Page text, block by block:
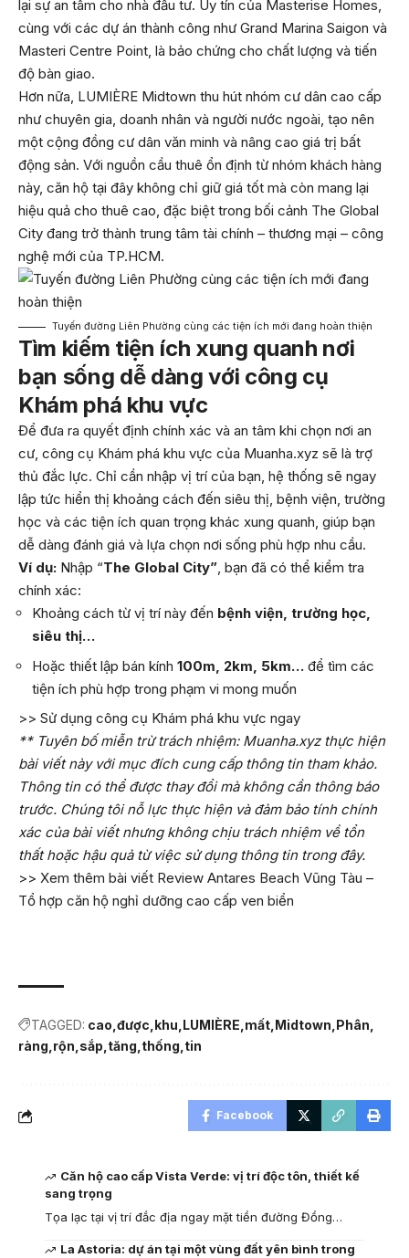
lại sự an tâm cho nhà đầu tư. Uy tín của Masterise Homes,
cùng với các dự án thành công như Grand Marina Saigon và
Masteri Centre Point, là bảo chứng cho chất lượng và tiến
độ bàn giao.
Hơn nữa, LUMIÈRE Midtown thu hút nhóm cư dân cao cấp
như chuyên gia, doanh nhân và người nước ngoài, tạo nên
một cộng đồng cư dân văn minh và nâng cao giá trị bất
động sản. Với nguồn cầu thuê ổn định từ nhóm khách hàng
này, căn hộ tại đây không chỉ giữ giá tốt mà còn mang lại
hiệu quả cho thuê cao, đặc biệt trong bối cảnh The Global
City đang trở thành trung tâm tài chính – thương mại – công
nghệ mới của TP.HCM.
Tuyến đường Liên Phường cùng các tiện ích mới đang hoàn thiện
Tìm kiếm tiện ích xung quanh nơi
bạn sống dễ dàng với công cụ
Khám phá khu vực
Để đưa ra quyết định chính xác và an tâm khi chọn nơi an
cư, công cụ Khám phá khu vực của Muanha.xyz sẽ là trợ
thủ đắc lực. Chỉ cần nhập vị trí của bạn, hệ thống sẽ ngay
lập tức hiển thị khoảng cách đến siêu thị, bệnh viện, trường
học và các tiện ích quan trọng khác xung quanh, giúp bạn
dễ dàng đánh giá và lựa chọn nơi sống phù hợp nhu cầu.
Ví dụ: Nhập “The Global City”, bạn đã có thể kiểm tra
chính xác:
Khoảng cách từ vị trí này đến bệnh viện, trường học,
siêu thị…
Hoặc thiết lập bán kính 100m, 2km, 5km… để tìm các
tiện ích phù hợp trong phạm vi mong muốn
>> Sử dụng công cụ Khám phá khu vực ngay
** Tuyên bố miễn trừ trách nhiệm: Muanha.xyz thực hiện
bài viết này với mục đích cung cấp thông tin tham khảo.
Thông tin có thể được thay đổi mà không cần thông báo
trước. Chúng tôi nỗ lực thực hiện và đảm bảo tính chính
xác của bài viết nhưng không chịu trách nhiệm về tổn
thất hoặc hậu quả từ việc sử dụng thông tin trong đây.
>> Xem thêm bài viết Review Antares Beach Vũng Tàu –
Tổ hợp căn hộ nghỉ dưỡng cao cấp ven biển
TAGGED: cao được khu LUMIÈRE mất Midtown Phân
ràng rộn sắp tăng thống tin
Facebook
Căn hộ cao cấp Vista Verde: vị trí độc tôn, thiết kế
sang trọng
Tọa lạc tại vị trí đắc địa ngay mặt tiền đường Đồng…
La Astoria: dự án tại một vùng đất yên bình trong